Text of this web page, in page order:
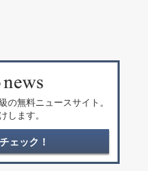
の無料ニュースサイト。
します。
ェック！